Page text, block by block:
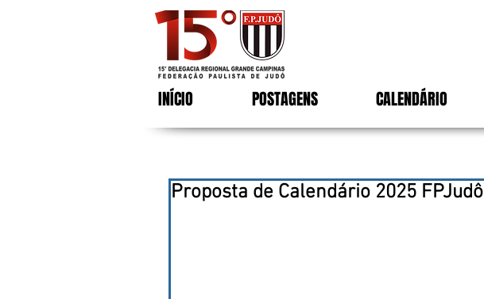
INÍCIO POSTAGENS CALENDÁRIO
Proposta de Calendário 2025 FPJudô